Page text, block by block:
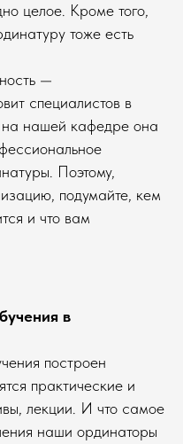
целое. Кроме того,
тоже есть
—
специалистов в
на нашей кафедре она
Поэтому,
подумайте, кем
и что вам
в
построен
практические и
лекции. И что самое
наши ординаторы